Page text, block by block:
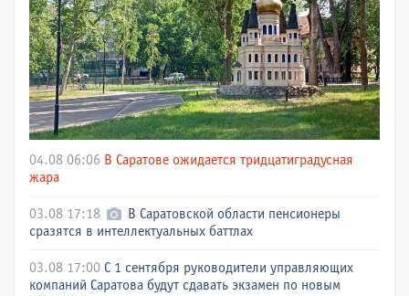
04.08 06:06 В Саратове ожидается тридцатиградусная
жара
03.08 17:18
В Саратовской области пенсионеры
сразятся в интеллектуальных баттлах
03.08 17:00 С 1 сентября руководители управляющих
компаний Саратова будут сдавать экзамен по новым